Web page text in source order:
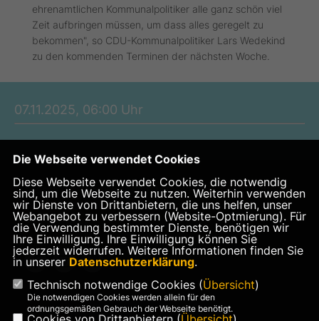
ehrenamtlichen Kommunalpolitiker alle ganz schön viel
Zeit aufbringen müssen, um dass alles geregelt zu
bekommen", so CDU-Kommunalpolitiker Lars Wedekind
zu den kommenden Terminen der nächsten Woche.
07.11.2025, 06:00 Uhr
Website von Lars Wedekind, Mitglied im Rat der Stadt
Gronau (Leine) und im Rat der Samtgemeinde
Leinebergland
Die Webseite verwendet Cookies
Diese Webseite verwendet Cookies, die notwendig
sind, um die Webseite zu nutzen. Weiterhin verwenden
wir Dienste von Drittanbietern, die uns helfen, unser
Webangebot zu verbessern (Website-Optmierung). Für
die Verwendung bestimmter Dienste, benötigen wir
Ihre Einwilligung. Ihre Einwilligung können Sie
jederzeit widerrufen. Weitere Informationen finden Sie
in unserer Datenschutzerklärung.
Technisch notwendige Cookies (Übersicht)
Die notwendigen Cookies werden allein für den
ordnungsgemäßen Gebrauch der Webseite benötigt.